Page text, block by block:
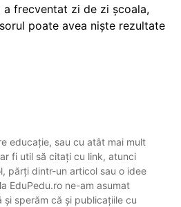
a frecventat zi de zi școala,
poate avea niște rezultate
educație, sau cu atât mai mult
fi util să citați cu link, atunci
părți dintr-un articol sau o idee
EduPedu.ro ne-am asumat
sperăm că și publicațiile cu